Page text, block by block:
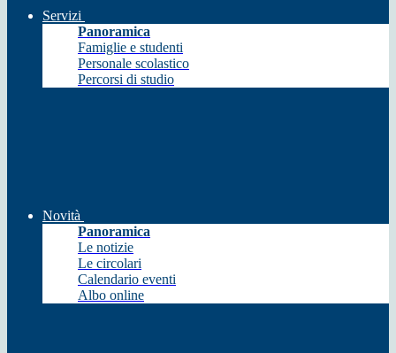
Servizi
Panoramica
Famiglie e studenti
Personale scolastico
Percorsi di studio
Novità
Panoramica
Le notizie
Le circolari
Calendario eventi
Albo online